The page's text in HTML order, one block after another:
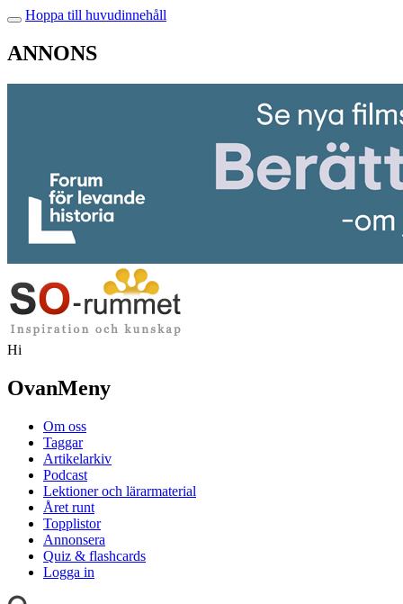
Hoppa till huvudinnehåll
ANNONS
Hi
OvanMeny
Om oss
Taggar
Artikelarkiv
Podcast
Lektioner och lärarmaterial
Året runt
Topplistor
Annonsera
Quiz & flashcards
Logga in